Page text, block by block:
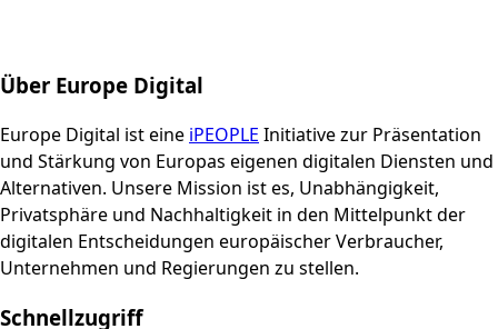
Über Europe Digital
Europe Digital ist eine iPEOPLE Initiative zur Präsentation
und Stärkung von Europas eigenen digitalen Diensten und
Alternativen. Unsere Mission ist es, Unabhängigkeit,
Privatsphäre und Nachhaltigkeit in den Mittelpunkt der
digitalen Entscheidungen europäischer Verbraucher,
Unternehmen und Regierungen zu stellen.
Schnellzugriff